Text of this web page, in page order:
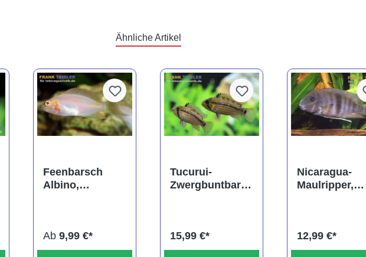
Ähnliche Artikel
Feenbarsch
Albino,
Ab 9,99 €*
Tucurui-
Zwergbuntbarsc
15,99 €*
Nicaragua-
Maulripper,
nematopys)
12,99 €*